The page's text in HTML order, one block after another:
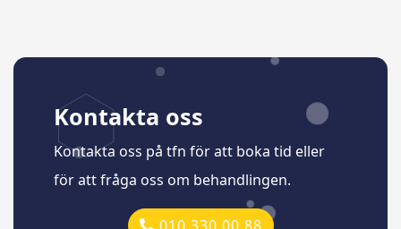
Kontakta oss
Kontakta oss på tfn för att boka tid eller
för att fråga oss om behandlingen.